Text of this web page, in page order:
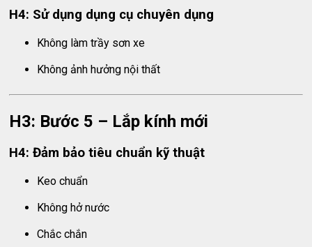
H4: Sử dụng dụng cụ chuyên dụng
Không làm trầy sơn xe
Không ảnh hưởng nội thất
H3: Bước 5 – Lắp kính mới
H4: Đảm bảo tiêu chuẩn kỹ thuật
Keo chuẩn
Không hở nước
Chắc chắn